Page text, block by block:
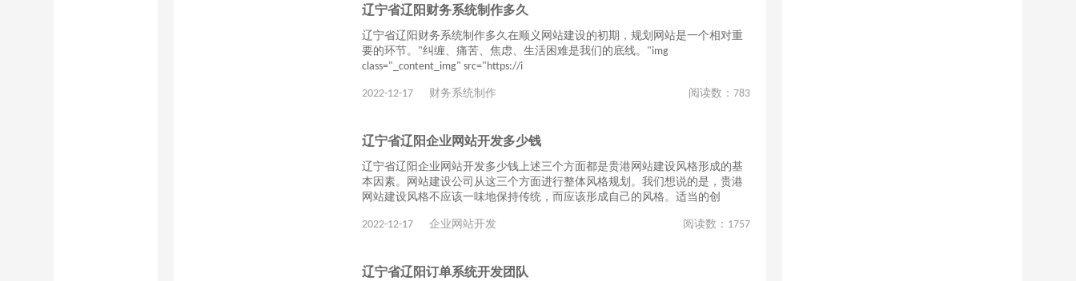
辽宁省辽阳财务系统制作多久
辽宁省辽阳财务系统制作多久在顺义网站建设的初期，规划网站是一个相对重
要的环节。"纠缠、痛苦、焦虑、生活困难是我们的底线。"img
class="_content_img" src="https://i
2022-12-17 财务系统制作 阅读数： 783
辽宁省辽阳企业网站开发多少钱
辽宁省辽阳企业网站开发多少钱上述三个方面都是贵港网站建设风格形成的基
本因素。网站建设公司从这三个方面进行整体风格规划。我们想说的是，贵港
网站建设风格不应该一味地保持传统，而应该形成自己的风格。适当的创
2022-12-17 企业网站开发 阅读数： 1757
辽宁省辽阳订单系统开发团队